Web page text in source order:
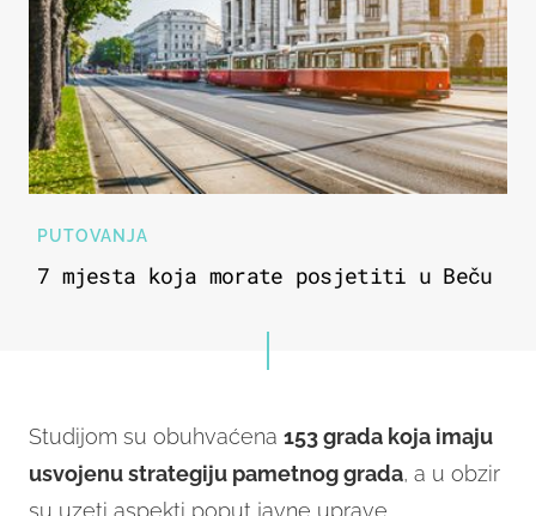
PUTOVANJA
7 mjesta koja morate posjetiti u Beču
Studijom su obuhvaćena 153 grada koja imaju
usvojenu strategiju pametnog grada, a u obzir